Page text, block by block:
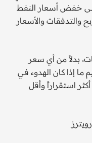
خفض أسعار النفط
والأسعار
بدلاً من أي سعر
إذا كان الهدوء في
استقراراً وأقل